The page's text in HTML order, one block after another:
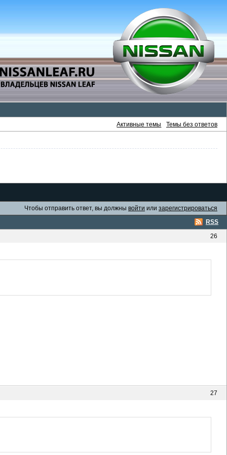
Активные темы Темы без ответов
Чтобы отправить ответ, вы должны войти или зарегистрироваться
RSS
26
27